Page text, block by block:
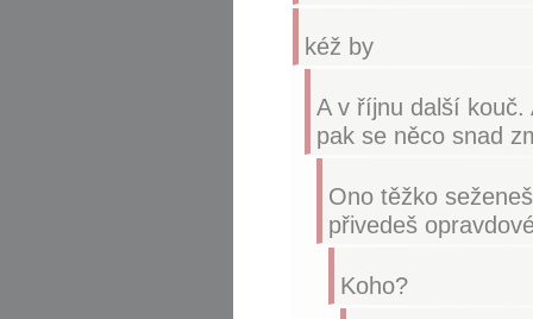
kéž by
A v říjnu další
pak se něco snad
Ono těžko
přivedeš
Koho?